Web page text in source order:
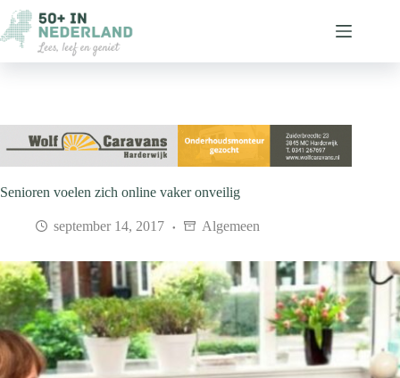
naar
de
inhoud
Senioren voelen zich online vaker onveilig
september 14, 2017 Algemeen